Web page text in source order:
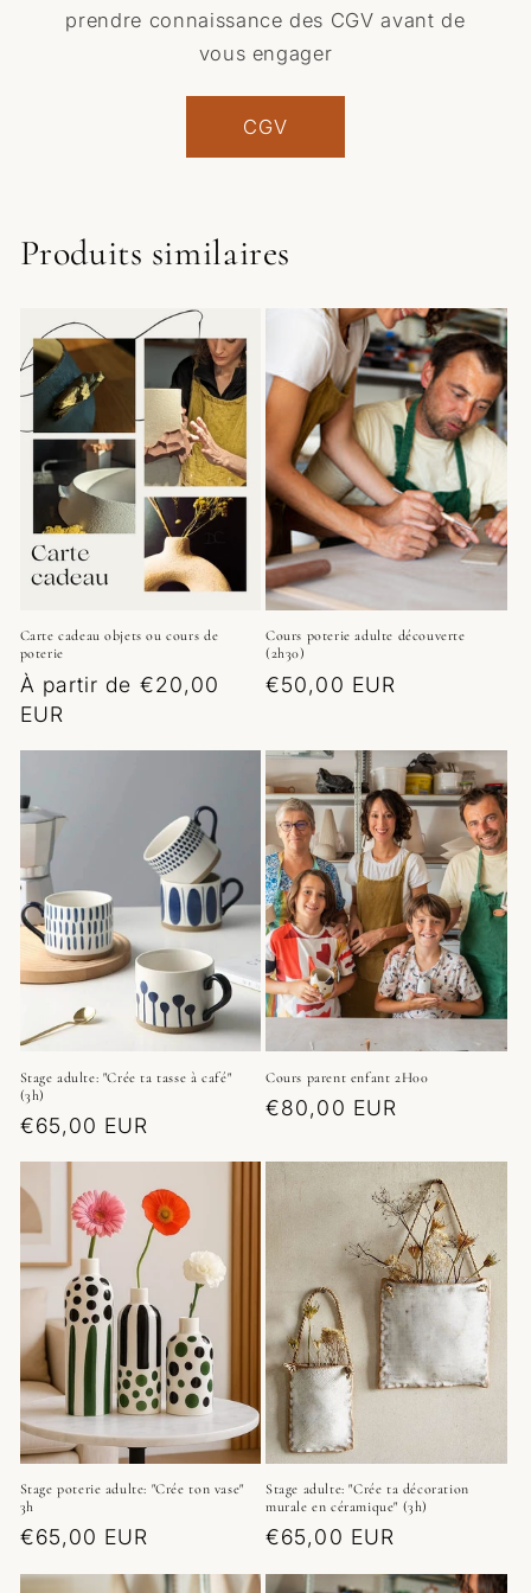
prendre connaissance des CGV avant de
vous engager
CGV
Produits similaires
Carte cadeau objets ou cours de
poterie
Prix
habituel
À partir de €20,00
EUR
Cours poterie adulte découverte
(2h30)
Prix
€50,00 EUR
Stage adulte: "Crée ta tasse à café"
(3h)
Prix
€65,00 EUR
Cours parent enfant 2H00
Prix
€80,00 EUR
Stage poterie adulte: "Crée ton vase"
3h
Prix
€65,00 EUR
Stage adulte: "Crée ta décoration
murale en céramique" (3h)
Prix
€65,00 EUR